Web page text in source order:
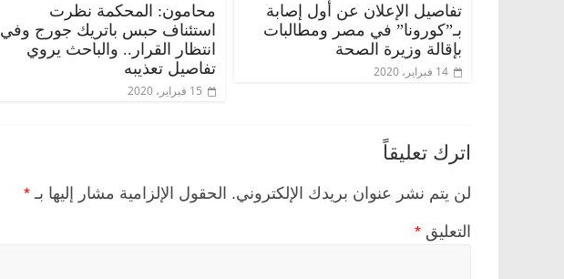
تفاصيل الإعلان عن أول إصابة
بـ”كورونا” في مصر ومطالبات
بإقالة وزيرة الصحة
14 فبراير، 2020
محامون: المحكمة نظرت
استئناف حبس باتريك جورج وفي
انتظار القرار.. والباحث يروي
تفاصيل تعذيبه
15 فبراير، 2020
اترك تعليقاً
لن يتم نشر عنوان بريدك الإلكتروني. الحقول الإلزامية مشار إليها بـ *
التعليق *